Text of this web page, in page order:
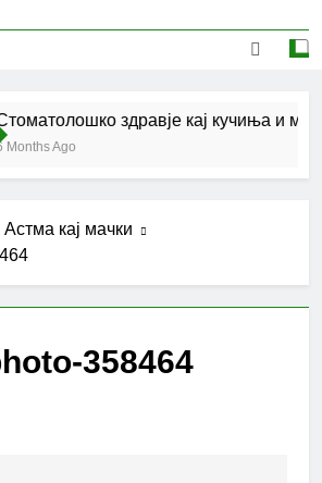
инсекти кај кучињата и што
здравје кај кучиња и
Months Ago
Астма кај мачки
358464